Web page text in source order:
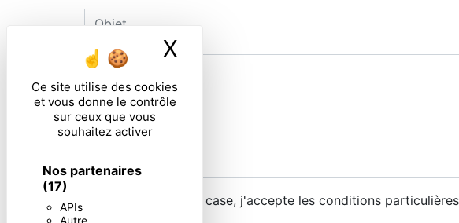
Ce site utilise des cookies
et vous donne le contrôle
sur ceux que vous
souhaitez activer
Nos partenaires
(17)
APIs
Autre
X Masquer le bandeau des
En cochant cette case, j'accepte les conditions